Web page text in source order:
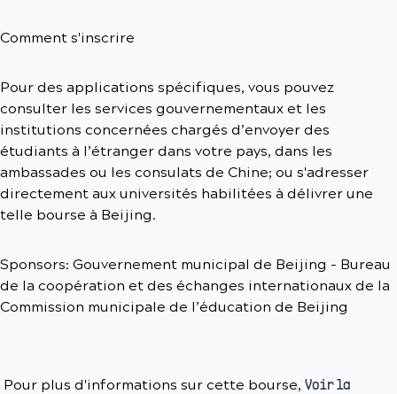
Comment s'inscrire
Pour des applications spécifiques, vous pouvez
consulter les services gouvernementaux et les
institutions concernées chargés d’envoyer des
étudiants à l’étranger dans votre pays, dans les
ambassades ou les consulats de Chine; ou s'adresser
directement aux universités habilitées à délivrer une
telle bourse à Beijing.
Sponsors: Gouvernement municipal de Beijing - Bureau
de la coopération et des échanges internationaux de la
Commission municipale de l’éducation de Beijing
Pour plus d'informations sur cette bourse, Voir la